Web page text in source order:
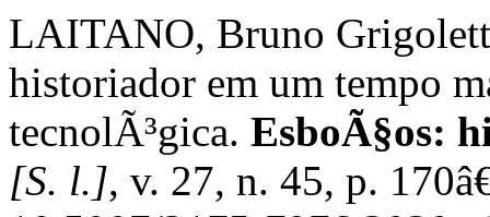
LAITANO, Bruno
historiador em um tempo
tecnolÃ³gica. EsboÃ§os:
[S. l.], v. 27, n. 45, p.